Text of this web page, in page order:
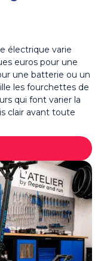
électrique varie
euros pour une
une batterie ou un
les fourchettes de
qui font varier la
clair avant toute